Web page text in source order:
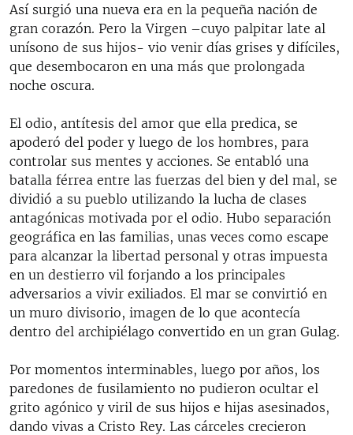
Así surgió una nueva era en la pequeña nación de
gran corazón. Pero la Virgen –cuyo palpitar late al
unísono de sus hijos- vio venir días grises y difíciles,
que desembocaron en una más que prolongada
noche oscura.
El odio, antítesis del amor que ella predica, se
apoderó del poder y luego de los hombres, para
controlar sus mentes y acciones. Se entabló una
batalla férrea entre las fuerzas del bien y del mal, se
dividió a su pueblo utilizando la lucha de clases
antagónicas motivada por el odio. Hubo separación
geográfica en las familias, unas veces como escape
para alcanzar la libertad personal y otras impuesta
en un destierro vil forjando a los principales
adversarios a vivir exiliados. El mar se convirtió en
un muro divisorio, imagen de lo que acontecía
dentro del archipiélago convertido en un gran Gulag.
Por momentos interminables, luego por años, los
paredones de fusilamiento no pudieron ocultar el
grito agónico y viril de sus hijos e hijas asesinados,
dando vivas a Cristo Rey. Las cárceles crecieron